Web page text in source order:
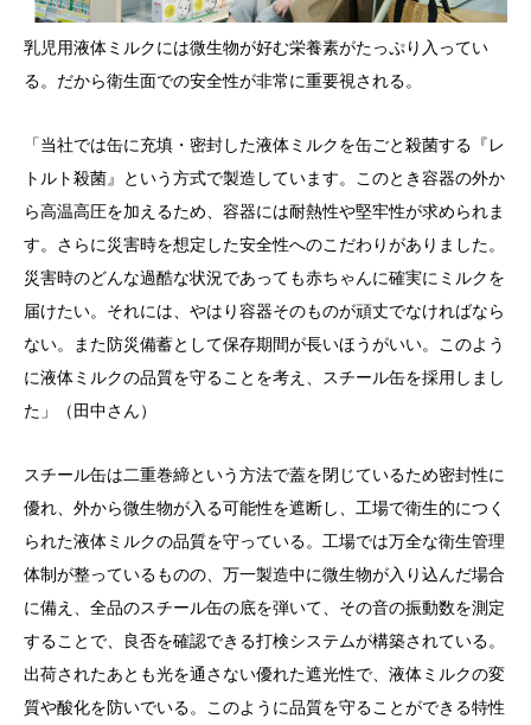
乳児用液体ミルクには微生物が好む栄養素がたっぷり入ってい
る。だから衛生面での安全性が非常に重要視される。
「当社では缶に充填・密封した液体ミルクを缶ごと殺菌する『レ
トルト殺菌』という方式で製造しています。このとき容器の外か
ら高温高圧を加えるため、容器には耐熱性や堅牢性が求められま
す。さらに災害時を想定した安全性へのこだわりがありました。
災害時のどんな過酷な状況であっても赤ちゃんに確実にミルクを
届けたい。それには、やはり容器そのものが頑丈でなければなら
ない。また防災備蓄として保存期間が長いほうがいい。このよう
に液体ミルクの品質を守ることを考え、スチール缶を採用しまし
た」（田中さん）
スチール缶は二重巻締という方法で蓋を閉じているため密封性に
優れ、外から微生物が入る可能性を遮断し、工場で衛生的につく
られた液体ミルクの品質を守っている。工場では万全な衛生管理
体制が整っているものの、万一製造中に微生物が入り込んだ場合
に備え、全品のスチール缶の底を弾いて、その音の振動数を測定
することで、良否を確認できる打検システムが構築されている。
出荷されたあとも光を通さない優れた遮光性で、液体ミルクの変
質や酸化を防いでいる。このように品質を守ることができる特性